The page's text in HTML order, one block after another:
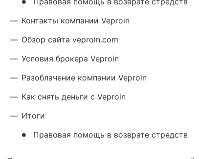
— Контакты компании Veproin
— Обзор сайта veproin.com
— Условия брокера Veproin
— Разоблачение компании Veproin
— Как снять деньги с Veproin
— Итоги
Правовая помощь в возврате стредств